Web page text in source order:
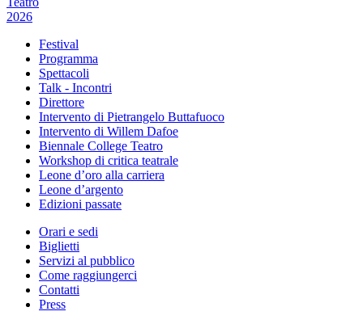
2026
Festival
Programma
Spettacoli
Talk - Incontri
Direttore
Intervento di Pietrangelo Buttafuoco
Intervento di Willem Dafoe
Biennale College Teatro
Workshop di critica teatrale
Leone d’oro alla carriera
Leone d’argento
Edizioni passate
Orari e sedi
Biglietti
Servizi al pubblico
Come raggiungerci
Contatti
Press